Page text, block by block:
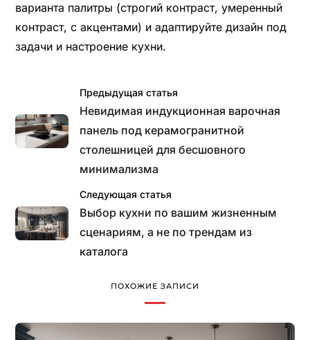
варианта палитры (строгий контраст, умеренный
контраст, с акцентами) и адаптируйте дизайн под
задачи и настроение кухни.
Предыдущая статья
Невидимая индукционная варочная
панель под керамогранитной
столешницей для бесшовного
минимализма
Следующая статья
Выбор кухни по вашим жизненным
сценариям, а не по трендам из
каталога
ПОХОЖИЕ ЗАПИСИ